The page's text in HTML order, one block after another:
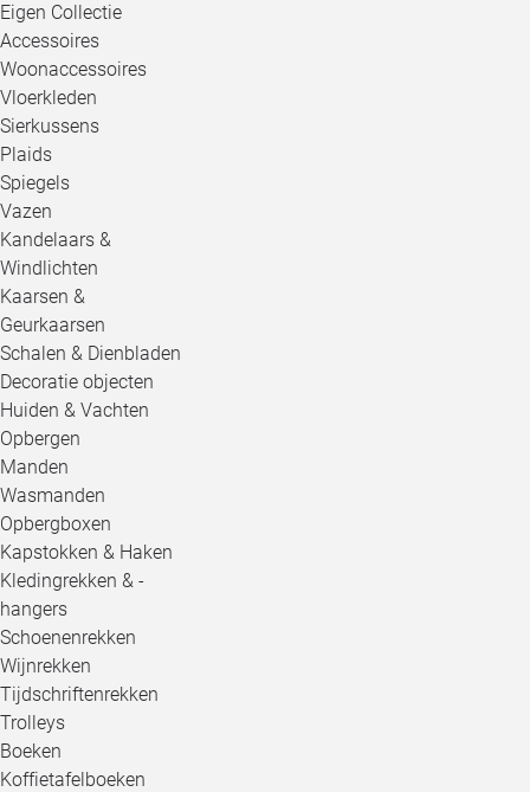
Eigen Collectie
Accessoires
Woonaccessoires
Vloerkleden
Sierkussens
Plaids
Spiegels
Vazen
Kandelaars &
Windlichten
Kaarsen &
Geurkaarsen
Schalen & Dienbladen
Decoratie objecten
Huiden & Vachten
Opbergen
Manden
Wasmanden
Opbergboxen
Kapstokken & Haken
Kledingrekken & -
hangers
Schoenenrekken
Wijnrekken
Tijdschriftenrekken
Trolleys
Boeken
Koffietafelboeken